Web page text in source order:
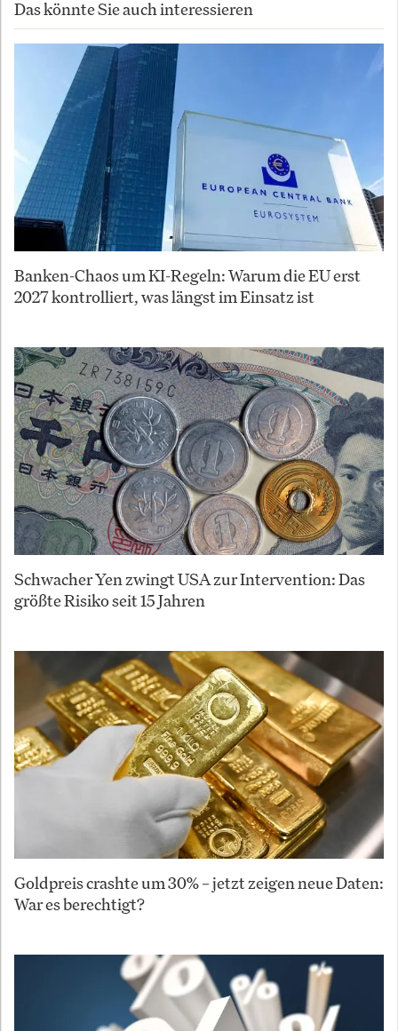
Das könnte Sie auch interessieren
Banken-Chaos um KI-Regeln: Warum die EU erst
2027 kontrolliert, was längst im Einsatz ist
Schwacher Yen zwingt USA zur Intervention: Das
größte Risiko seit 15 Jahren
Goldpreis crashte um 30% – jetzt zeigen neue Daten:
War es berechtigt?